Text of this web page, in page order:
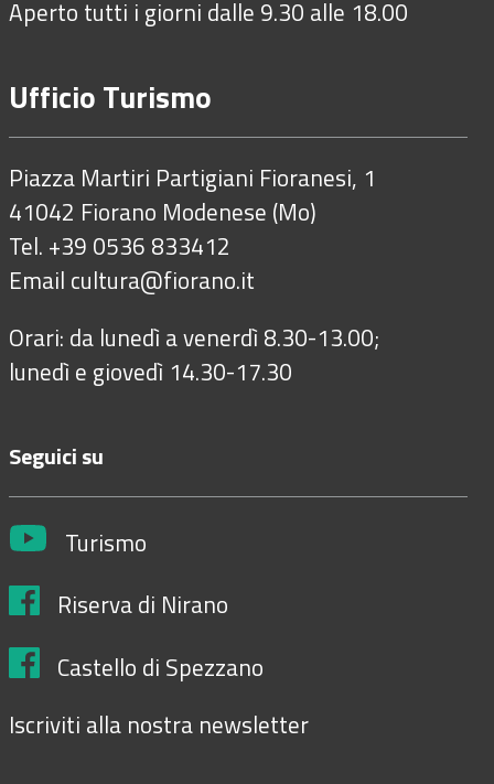
Aperto tutti i giorni dalle 9.30 alle 18.00
Ufficio Turismo
Piazza Martiri Partigiani Fioranesi, 1
41042 Fiorano Modenese (Mo)
Tel. +39 0536 833412
Email cultura@fiorano.it
Orari: da lunedì a venerdì 8.30-13.00;
lunedì e giovedì 14.30-17.30
Seguici su
Turismo
Riserva di Nirano
Castello di Spezzano
Iscriviti alla nostra newsletter